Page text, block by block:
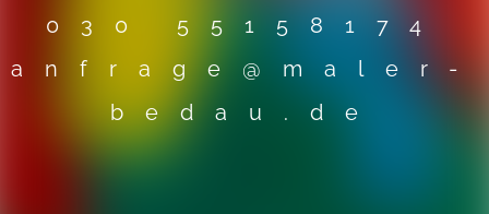
030 55158174
anfrage@maler-
bedau.de